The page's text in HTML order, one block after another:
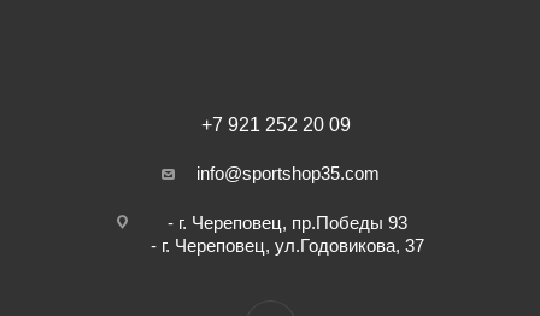
+7 921 252 20 09
info@sportshop35.com
- г. Череповец, пр.Победы 93
- г. Череповец, ул.Годовикова, 37